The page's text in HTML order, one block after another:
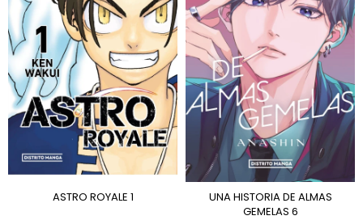
ASTRO ROYALE 1
UNA HISTORIA DE ALMAS
GEMELAS 6